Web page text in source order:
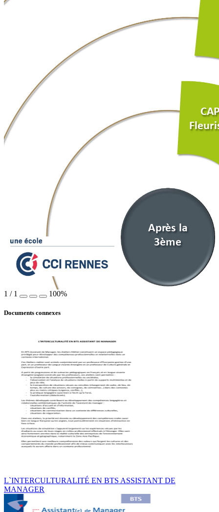
Après la
3ème
1 / 1 100%
Documents connexes
L`INTERCULTURALITÉ EN BTS ASSISTANT DE
MANAGER